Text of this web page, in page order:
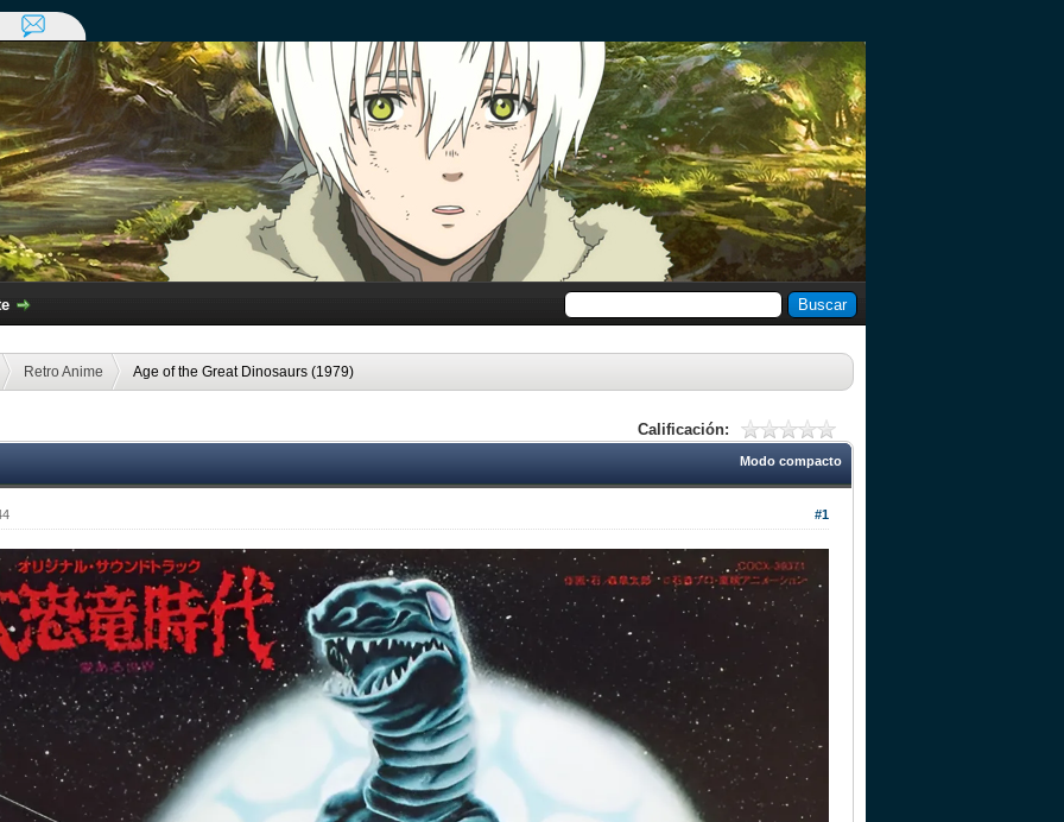
Retro Anime Age of the Great Dinosaurs (1979)
Calificación:
Modo compacto
#1